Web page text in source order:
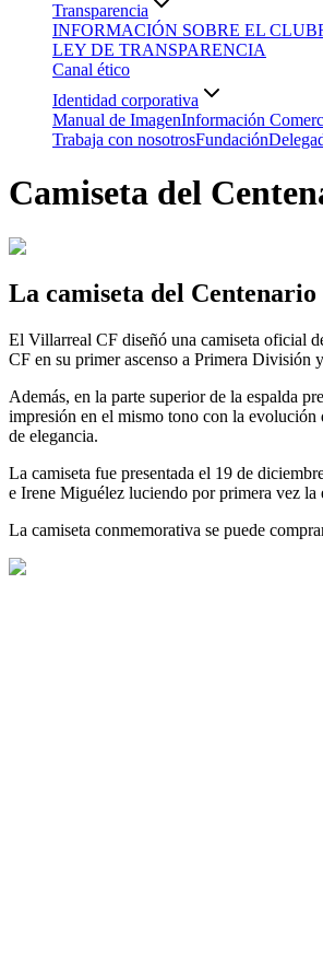
Transparencia
INFORMACIÓN SOBRE EL CLUB
LEY DE TRANSPARENCIA
Canal ético
Identidad corporativa
Manual de ImagenInformación
Trabaja con nosotrosFundación
Camiseta del
La camiseta del Centenario
El Villarreal CF diseñó una camiseta oficial
CF en su primer ascenso a Primera División
Además, en la parte superior de la espalda
impresión en el mismo tono con la evolución
de elegancia.
La camiseta fue presentada el 19 de
e Irene Miguélez luciendo por primera vez la
La camiseta conmemorativa se puede